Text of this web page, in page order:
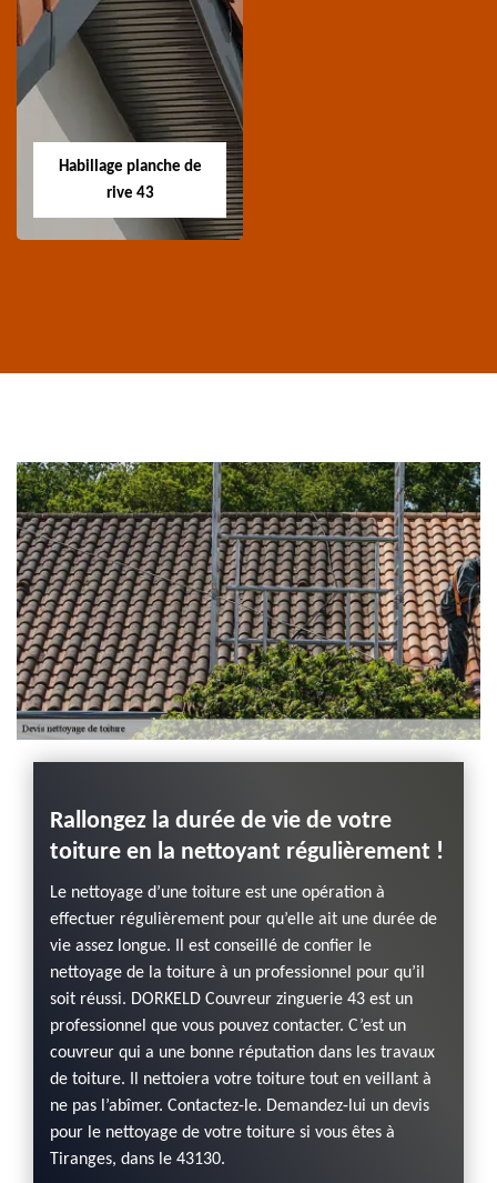
Traitement de
charpente 43
Spécialiste en
traitement de
Loire
Habillage planche de
rive 43
de rive 43
Haute-Loire
Rallongez la durée de vie de votre
toiture en la nettoyant régulièrement !
Le nettoyage d’une toiture est une opération à
effectuer régulièrement pour qu’elle ait une durée de
vie assez longue. Il est conseillé de confier le
nettoyage de la toiture à un professionnel pour qu’il
soit réussi. DORKELD Couvreur zinguerie 43 est un
professionnel que vous pouvez contacter. C’est un
couvreur qui a une bonne réputation dans les travaux
de toiture. Il nettoiera votre toiture tout en veillant à
ne pas l’abîmer. Contactez-le. Demandez-lui un devis
pour le nettoyage de votre toiture si vous êtes à
Tiranges, dans le 43130.